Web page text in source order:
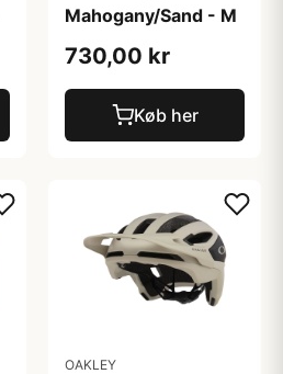
Mahogany/Sand - M
730,00 kr
Køb her
OAKLEY